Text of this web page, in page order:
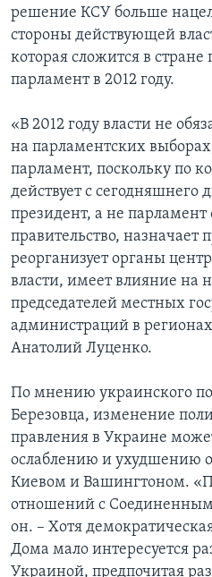
решение КСУ больше
стороны действующей
которая сложится в стране
парламент в 2012 году.
«В 2012 году власти не
на парламентских
парламент, поскольку по
действует с сегодняшнего
президент, а не
правительство,
реорганизует органы
власти, имеет влияние на
председателей местных
администраций в
Анатолий Луценко.
По мнению украинского
Березовца, изменение
правления в Украине
ослаблению и ухудшению
Киевом и Вашингтоном.
отношений с
он. – Хотя
Дома мало интересуется
Украиной, предпочитая